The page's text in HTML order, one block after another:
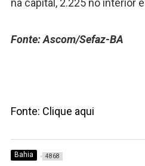
na capital, 2.225 no interior
Fonte: Ascom/Sefaz-BA
Fonte: Clique aqui
Bahia 4868